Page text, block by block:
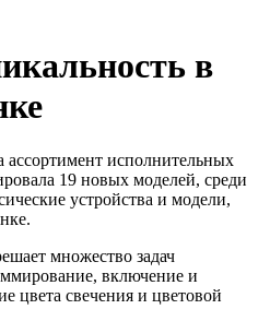
в
исполнительных
19 новых моделей, среди
устройства и модели,
множество задач
включение и
цвета свечения и цветовой